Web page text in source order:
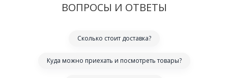
ВОПРОСЫ И ОТВЕТЫ
Сколько стоит доставка?
Куда можно приехать и посмотреть товары?